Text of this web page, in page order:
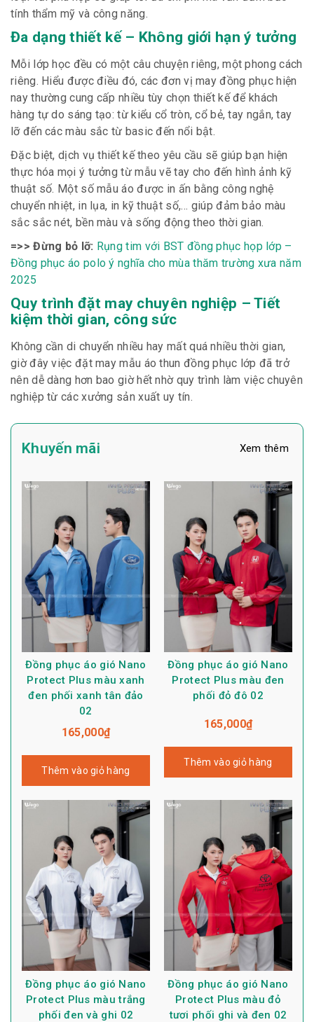
tính thẩm mỹ và công năng.
Đa dạng thiết kế – Không giới hạn ý tưởng
Mỗi lớp học đều có một câu chuyện riêng, một phong cách
riêng. Hiểu được điều đó, các đơn vị may đồng phục hiện
nay thường cung cấp nhiều tùy chọn thiết kế để khách
hàng tự do sáng tạo: từ kiểu cổ tròn, cổ bẻ, tay ngắn, tay
lỡ đến các màu sắc từ basic đến nổi bật.
Đặc biệt, dịch vụ thiết kế theo yêu cầu sẽ giúp bạn hiện
thực hóa mọi ý tưởng từ mẫu vẽ tay cho đến hình ảnh kỹ
thuật số. Một số mẫu áo được in ấn bằng công nghệ
chuyển nhiệt, in lụa, in kỹ thuật số,… giúp đảm bảo màu
sắc sắc nét, bền màu và sống động theo thời gian.
=>> Đừng bỏ lỡ: Rụng tim với BST đồng phục họp lớp –
Đồng phục áo polo ý nghĩa cho mùa thăm trường xưa năm
2025
Quy trình đặt may chuyên nghiệp – Tiết
kiệm thời gian, công sức
Không cần di chuyển nhiều hay mất quá nhiều thời gian,
giờ đây việc đặt may mẫu áo thun đồng phục lớp đã trở
nên dễ dàng hơn bao giờ hết nhờ quy trình làm việc chuyên
nghiệp từ các xưởng sản xuất uy tín.
Khuyến mãi Xem thêm
Đồng phục áo gió Nano
Protect Plus màu xanh
đen phối xanh tân đảo
02
165,000₫
Thêm vào giỏ hàng
Đồng phục áo gió Nano
Protect Plus màu đen
phối đỏ đô 02
165,000₫
Thêm vào giỏ hàng
Đồng phục áo gió Nano
Protect Plus màu trắng
phối đen và ghi 02
Đồng phục áo gió Nano
Protect Plus màu đỏ
tươi phối ghi và đen 02